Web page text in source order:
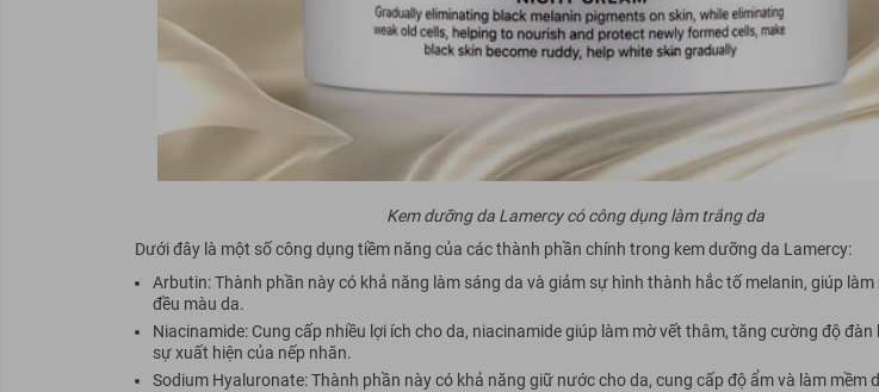
Kem dưỡng da Lamercy có công dụng làm trắng da
Dưới đây là một số công dụng tiềm năng của các thành phần chính trong kem dưỡng da Lamercy:
Arbutin: Thành phần này có khả năng làm sáng da và giảm sự hình thành hắc tố melanin, giúp
đều màu da.
Niacinamide: Cung cấp nhiều lợi ích cho da, niacinamide giúp làm mờ vết thâm, tăng cường độ đàn
sự xuất hiện của nếp nhăn.
Sodium Hyaluronate: Thành phần này có khả năng giữ nước cho da, cung cấp độ ẩm và làm mềm